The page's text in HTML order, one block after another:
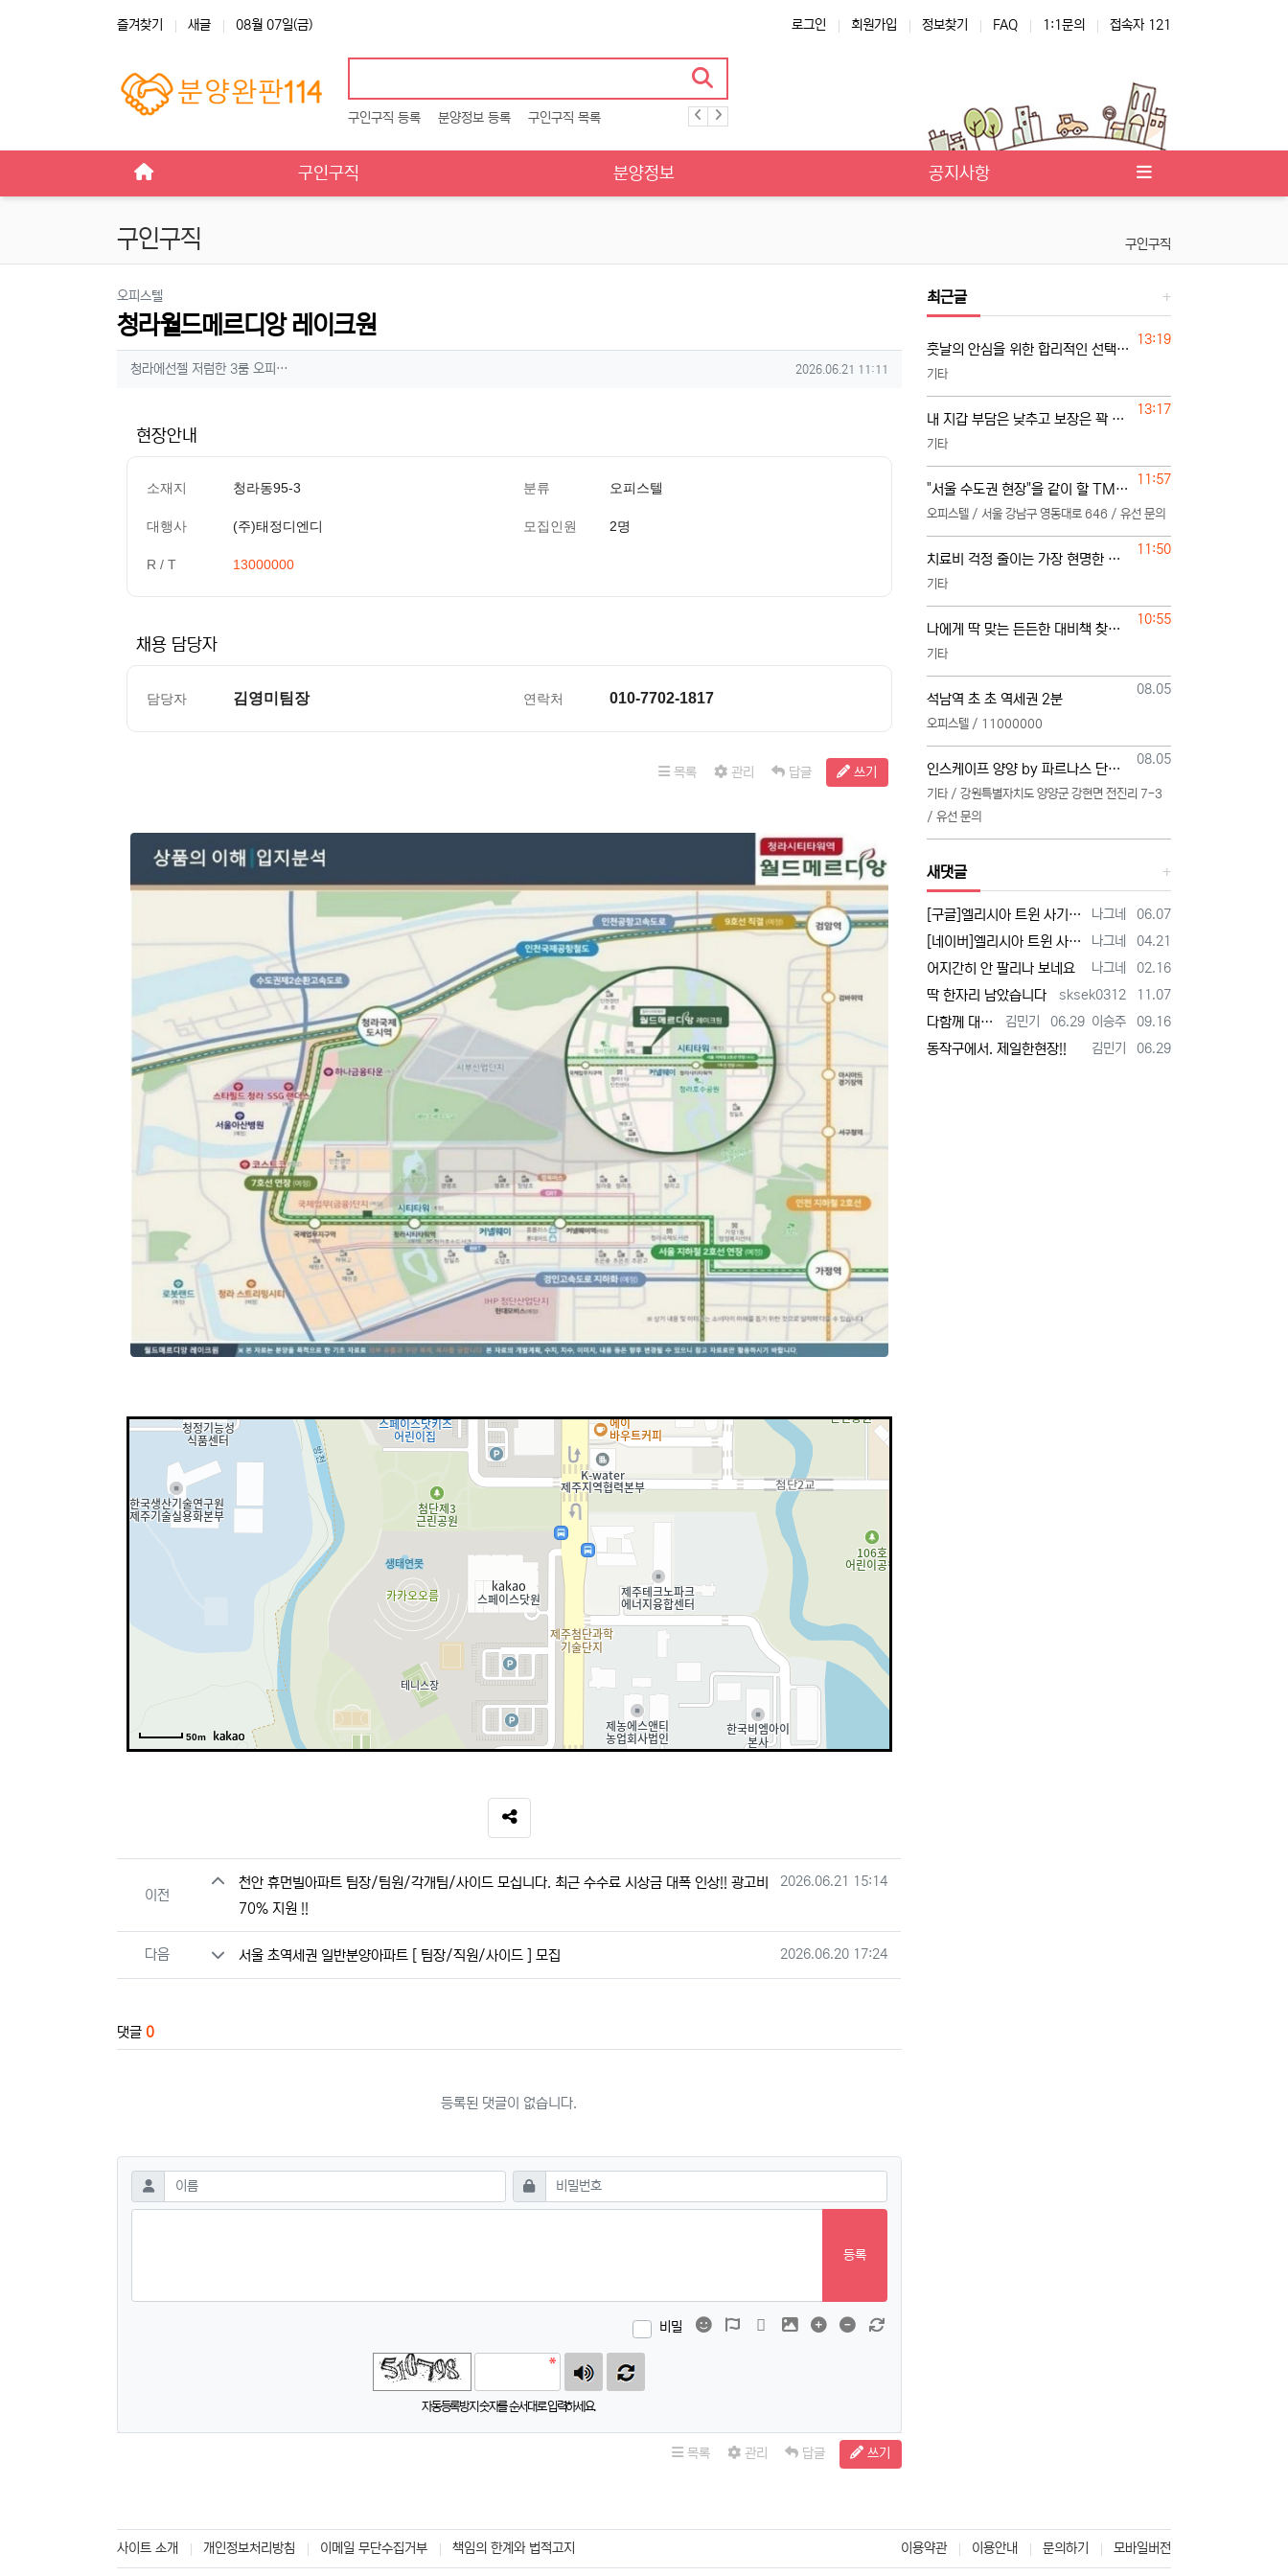
즐겨찾기 새글 08월 07일(금) 로그인 회원가입 정보찾기 FAQ 1:1문의 접속자 121
구인구직 등록 분양정보 등록 구인구직 목록
구인구직 분양정보 공지사항
구인구직 구인구직
오피스텔
청라월드메르디앙 레이크원
작성자 정보
청라에선젤 저럼한 3룸 오피… 작성일
2026.06.21 11:11
현장안내
소재지 청라동95-3 분류 오피스텔
대행사 (주)태정디엔디 모집인원 2명
R / T 13000000
채용 담당자
담당자 김영미팀장 연락처 010-7702-1817
목록 관리 답글 쓰기
본문
50m
SNS 공유
이전
천안 휴먼빌아파트 팀장/팀원/각개팀/사이드 모십니다. 최근 수수료 시상금 대폭 인상!! 광고비
70% 지원 !!
작성일
2026.06.21 15:14
다음 서울 초역세권 일반분양아파트 [ 팀장/직원/사이드 ] 모집 작성일
2026.06.20 17:24
댓글 0
등록된 댓글이 없습니다.
댓글쓰기
이름 필수 비밀번호필수
등록
비밀 이모티콘폰트어썸동영상 이미지 댓글창 늘이기댓글창 줄이기
자동등록방지 숫자를 순서대로 입력하세요.
목록 관리 답글 쓰기
최근글
등록일
13:19
훗날의 안심을 위한 합리적인 선택 요령
기타
등록일
13:17
내 지갑 부담은 낮추고 보장은 꽉 채우려면
기타
등록일
11:57
"서울 수도권 현장"을 같이 할 TM 단독 단일 영업본부 팀 선착순 모집
오피스텔 / 서울 강남구 영동대로 646 / 유선 문의
등록일
11:50
치료비 걱정 줄이는 가장 현명한 준비
기타
등록일
10:55
나에게 딱 맞는 든든한 대비책 찾는 법
기타
등록일
08.05
석남역 초 초 역세권 2분
오피스텔 / 11000000
등록일
08.05
인스케이프 양양 by 파르나스 단일 본부 모집
기타 / 강원특별자치도 양양군 강현면 전진리 7-3
/ 유선 문의
새댓글
등록자
나그네 등록일
06.07
[구글]엘리시아 트윈 사기 - 검색
등록자
나그네 등록일
04.21
[네이버]엘리시아 트윈 사기 - 검색
등록자
나그네 등록일
02.16
어지간히 안 팔리나 보네요
등록자
sksek0312 등록일
11.07
딱 한자리 남았습니다
등록자
이승주 등록일
09.16
등록자
김민기 등록일
06.29
다함께 대박납니다.
등록자
김민기 등록일
06.29
동작구에서. 제일한현장!!
사이트 소개 개인정보처리방침 이메일 무단수집거부 책임의 한계와 법적고지 이용약관 이용안내 문의하기 모바일버전